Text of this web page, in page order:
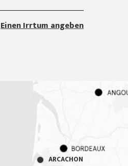
Einen Irrtum angeben
ARCACHON